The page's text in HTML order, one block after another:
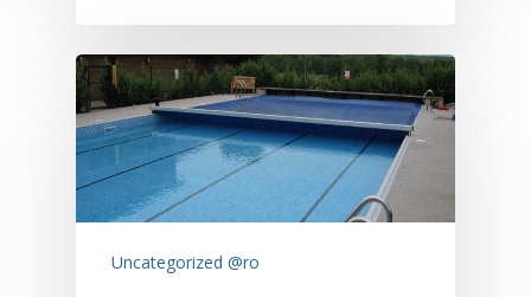
Uncategorized @ro